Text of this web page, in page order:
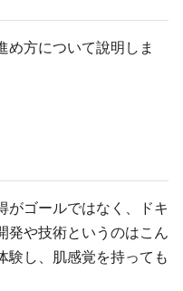
め方について說明しま
がゴールではなく、ドキ
発や技術というのはこん
験し、肌感覚を持っても